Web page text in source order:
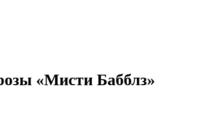
«Мисти Бабблз»